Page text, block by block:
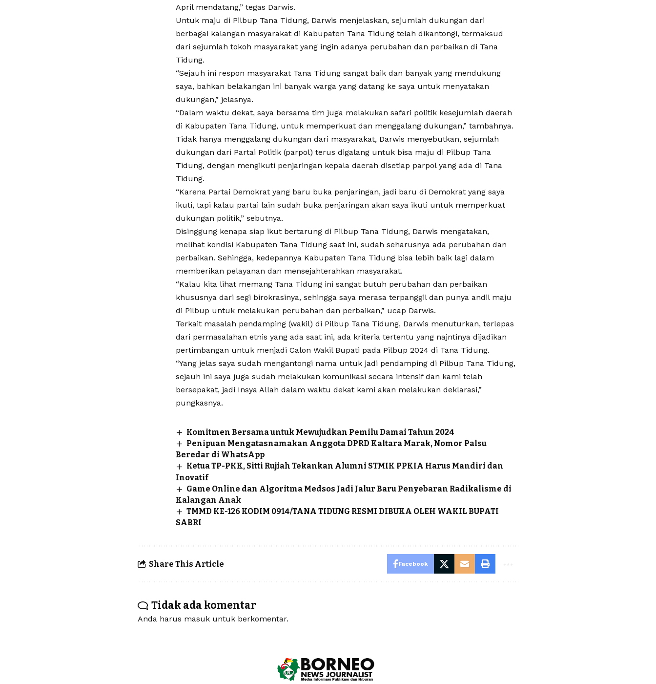
April mendatang,” tegas Darwis.
Untuk maju di Pilbup Tana Tidung, Darwis menjelaskan, sejumlah dukungan dari
berbagai kalangan masyarakat di Kabupaten Tana Tidung telah dikantongi, termaksud
dari sejumlah tokoh masyarakat yang ingin adanya perubahan dan perbaikan di Tana
Tidung.
“Sejauh ini respon masyarakat Tana Tidung sangat baik dan banyak yang mendukung
saya, bahkan belakangan ini banyak warga yang datang ke saya untuk menyatakan
dukungan,” jelasnya.
“Dalam waktu dekat, saya bersama tim juga melakukan safari politik kesejumlah daerah
di Kabupaten Tana Tidung, untuk memperkuat dan menggalang dukungan,” tambahnya.
Tidak hanya menggalang dukungan dari masyarakat, Darwis menyebutkan, sejumlah
dukungan dari Partai Politik (parpol) terus digalang untuk bisa maju di Pilbup Tana
Tidung, dengan mengikuti penjaringan kepala daerah disetiap parpol yang ada di Tana
Tidung.
“Karena Partai Demokrat yang baru buka penjaringan, jadi baru di Demokrat yang saya
ikuti, tapi kalau partai lain sudah buka penjaringan akan saya ikuti untuk memperkuat
dukungan politik,” sebutnya.
Disinggung kenapa siap ikut bertarung di Pilbup Tana Tidung, Darwis mengatakan,
melihat kondisi Kabupaten Tana Tidung saat ini, sudah seharusnya ada perubahan dan
perbaikan. Sehingga, kedepannya Kabupaten Tana Tidung bisa lebih baik lagi dalam
memberikan pelayanan dan mensejahterahkan masyarakat.
“Kalau kita lihat memang Tana Tidung ini sangat butuh perubahan dan perbaikan
khususnya dari segi birokrasinya, sehingga saya merasa terpanggil dan punya andil maju
di Pilbup untuk melakukan perubahan dan perbaikan,” ucap Darwis.
Terkait masalah pendamping (wakil) di Pilbup Tana Tidung, Darwis menuturkan, terlepas
dari permasalahan etnis yang ada saat ini, ada kriteria tertentu yang najntinya dijadikan
pertimbangan untuk menjadi Calon Wakil Bupati pada Pilbup 2024 di Tana Tidung.
“Yang jelas saya sudah mengantongi nama untuk jadi pendamping di Pilbup Tana Tidung,
sejauh ini saya juga sudah melakukan komunikasi secara intensif dan kami telah
bersepakat, jadi Insya Allah dalam waktu dekat kami akan melakukan deklarasi,”
pungkasnya.
Komitmen Bersama untuk Mewujudkan Pemilu Damai Tahun 2024
Penipuan Mengatasnamakan Anggota DPRD Kaltara Marak, Nomor Palsu
Beredar di WhatsApp
Ketua TP-PKK, Sitti Rujiah Tekankan Alumni STMIK PPKIA Harus Mandiri dan
Inovatif
Game Online dan Algoritma Medsos Jadi Jalur Baru Penyebaran Radikalisme di
Kalangan Anak
TMMD KE-126 KODIM 0914/TANA TIDUNG RESMI DIBUKA OLEH WAKIL BUPATI
SABRI
Share This Article Facebook
Tidak ada komentar
Anda harus masuk untuk berkomentar.